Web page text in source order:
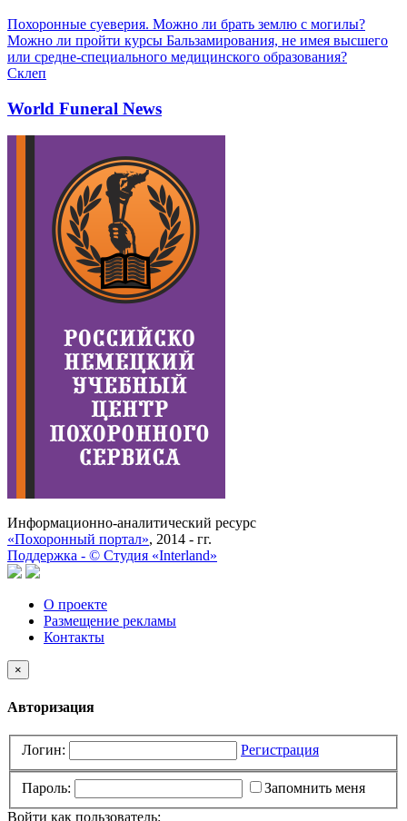
Похоронные суеверия. Можно ли брать землю с могилы?
Можно ли пройти курсы Бальзамирования, не имея высшего
или средне-специального медицинского образования?
Склеп
World Funeral News
Информационно-аналитический ресурс
«Похоронный портал», 2014 - гг.
Поддержка - © Cтудия «Interland»
О проекте
Размещение рекламы
Контакты
×
Авторизация
Логин: Регистрация
Пароль:
Запомнить меня
Войти как пользователь: